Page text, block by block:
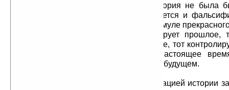
А для того чтобы мировая история не была
реальная мировая история закрывается и
вся технология. Делается это по формуле
Оруэлла (1984): «Тот, кто контролирует прошлое,
будущее. Кто контролирует настоящее, тот
есть тот, кто захватил власть в настоящее
историю с целью своего господства в будущем.
Не надо думать, что фальсификацией истории